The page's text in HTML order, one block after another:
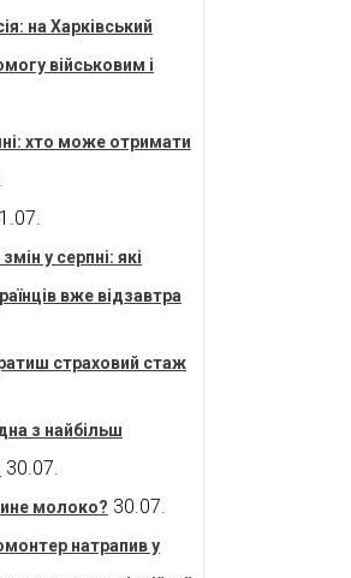
на Харківський
військовим і
хто може отримати
у серпні: які
вже відзавтра
страховий стаж
з найбільш
30.07.
молоко? 30.07.
натрапив у